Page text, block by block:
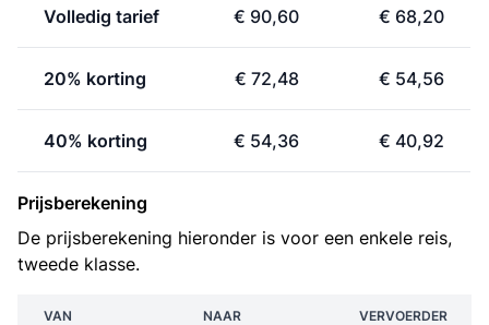
Volledig tarief € 90,60 € 68,20
20% korting € 72,48 € 54,56
40% korting € 54,36 € 40,92
Prijsberekening
De prijsberekening hieronder is voor een enkele reis,
tweede klasse.
VAN NAAR VERVOERDER